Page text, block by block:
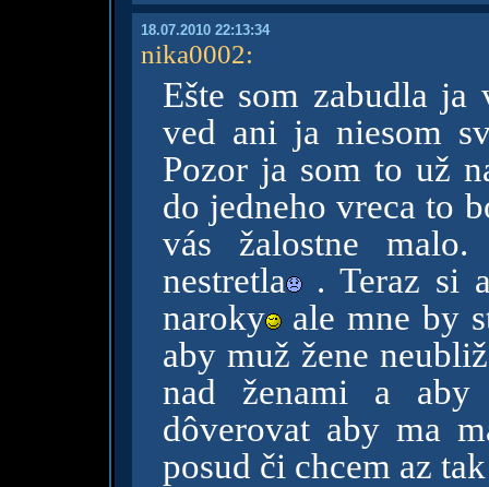
18.07.2010 22:13:34
nika0002:
Ešte som zabudla ja
ved ani ja niesom
Pozor ja som to už
do jedneho vreca to
vás žalostne
nestretla . Teraz si
naroky ale mne by
aby muž žene
nad ženami a aby
dôverovat aby ma
posud či chcem az